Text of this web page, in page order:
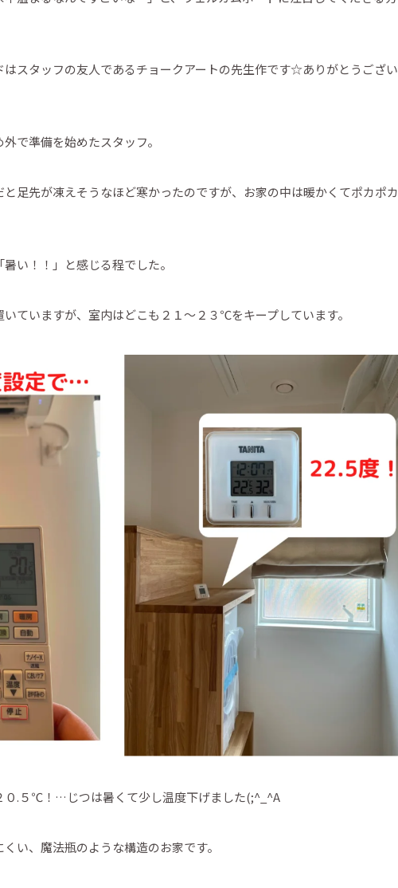
はスタッフの友人であるチョークアートの先生作です☆ありがとうござい
で準備を始めたスタッフ。
足先が凍えそうなほど寒かったのですが、お家の中は暖かくてポカポカ
い！！」と感じる程でした。
ていますが、室内はどこも２１～２３℃をキープしています。
０.５℃！…じつは暑くて少し温度下げました(;^_^A
い、魔法瓶のような構造のお家です。